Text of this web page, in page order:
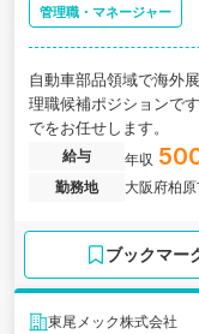
管理職・マネージャー
自動車部品領域で海外
理職候補ポジションで
でをお任せします。
給与 年収
勤務地
大阪府柏
ブックマー
東尾メック株式会社